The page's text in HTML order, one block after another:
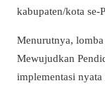
kabupaten/kota se-
Menurutnya,
Mewujudkan
implementasi